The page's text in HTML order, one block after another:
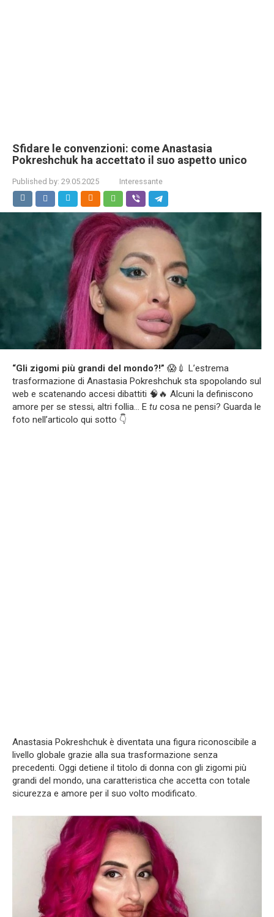
Sfidare le convenzioni: come Anastasia
Pokreshchuk ha accettato il suo aspetto unico
Published by: 29.05.2025 Interessante
“Gli zigomi più grandi del mondo?!” 😱💉 L’estrema
trasformazione di Anastasia Pokreshchuk sta spopolando sul
web e scatenando accesi dibattiti 🧠🔥 Alcuni la definiscono
amore per se stessi, altri follia… E tu cosa ne pensi? Guarda le
foto nell’articolo qui sotto 👇
Anastasia Pokreshchuk è diventata una figura riconoscibile a
livello globale grazie alla sua trasformazione senza
precedenti. Oggi detiene il titolo di donna con gli zigomi più
grandi del mondo, una caratteristica che accetta con totale
sicurezza e amore per il suo volto modificato.